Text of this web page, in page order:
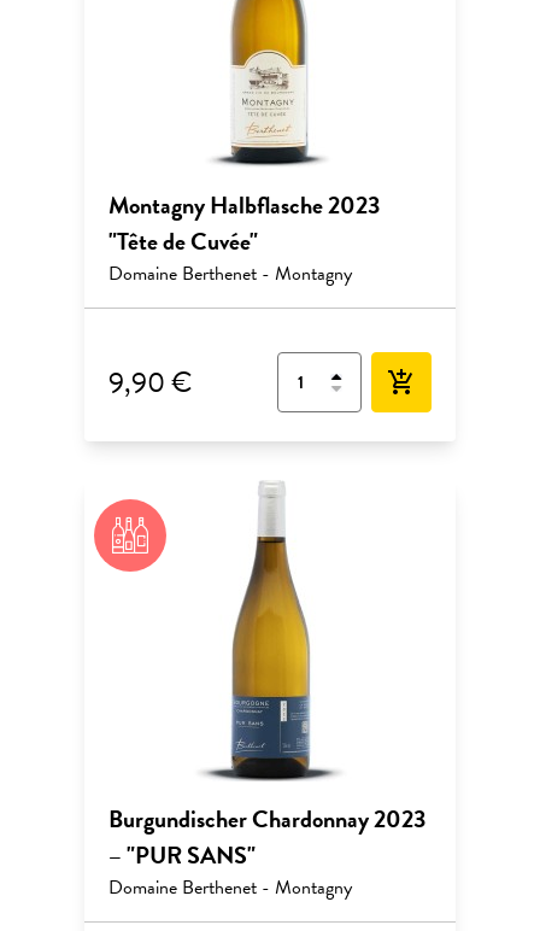
Montagny Halbflasche 2023
"Tête de Cuvée"
Domaine Berthenet - Montagny
9,90 € add_shopping_cart
Burgundischer Chardonnay 2023
– "PUR SANS"
Domaine Berthenet - Montagny